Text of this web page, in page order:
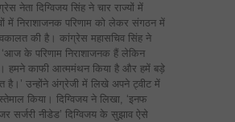
नेता दिग्विजय सिंह ने चार राज्यों में
में निराशाजनक परिणाम को लेकर संगठन में
वकालत की है। कांग्रेस महासचिव सिंह ने
के परिणाम निराशाजनक हैं लेकिन
हमने काफी आत्ममंथन किया है और हमें बड़े
है।’ उन्होंने अंग्रेजी में लिखे अपने ट्वीट में
किया। दिग्विजय ने लिखा, ‘इनफ
सर्जरी नीडेड’ दिग्विजय के सुझाव ऐसे